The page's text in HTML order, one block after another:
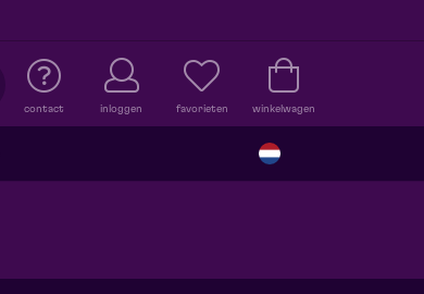
contact inloggen favorieten winkelwagen